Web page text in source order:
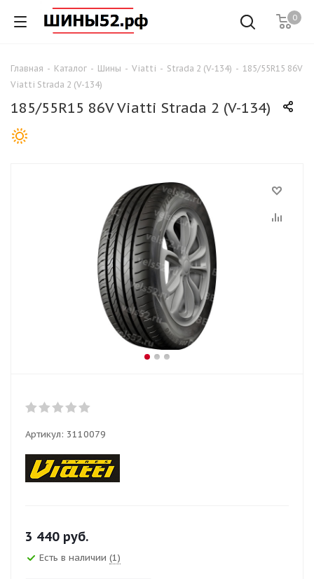
0
Главная - Каталог - Шины - Viatti - Strada 2 (V-134) - 185/55R15 86V
Viatti Strada 2 (V-134)
185/55R15 86V Viatti Strada 2 (V-134)
Артикул: 3110079
3 440 руб.
Есть в наличии (1)